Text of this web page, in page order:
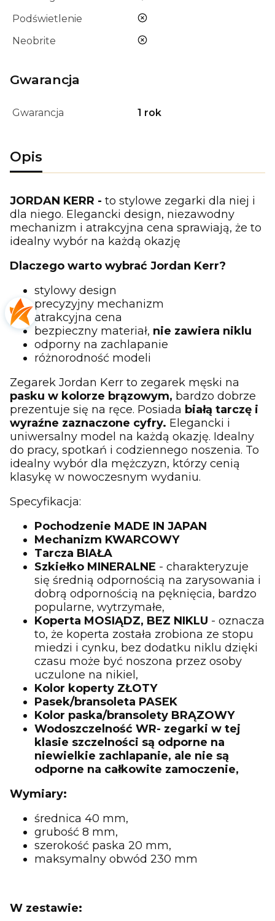
Podświetlenie
nie
Neobrite
nie
Gwarancja
Gwarancja 1 rok
Opis
JORDAN KERR - to stylowe zegarki dla niej i
dla niego. Elegancki design, niezawodny
mechanizm i atrakcyjna cena sprawiają, że to
idealny wybór na każdą okazję
Dlaczego warto wybrać Jordan Kerr?
stylowy design
precyzyjny mechanizm
atrakcyjna cena
bezpieczny materiał, nie zawiera niklu
odporny na zachlapanie
różnorodność modeli
Zegarek Jordan Kerr to zegarek męski na
pasku w kolorze brązowym, bardzo dobrze
prezentuje się na ręce. Posiada białą tarczę i
wyraźne zaznaczone cyfry. Elegancki i
uniwersalny model na każdą okazję. Idealny
do pracy, spotkań i codziennego noszenia. To
idealny wybór dla mężczyzn, którzy cenią
klasykę w nowoczesnym wydaniu.
Specyfikacja:
Pochodzenie MADE IN JAPAN
Mechanizm KWARCOWY
Tarcza BIAŁA
Szkiełko MINERALNE - charakteryzuje
się średnią odpornością na zarysowania i
dobrą odpornością na pęknięcia, bardzo
popularne, wytrzymałe,
Koperta MOSIĄDZ, BEZ NIKLU - oznacza
to, że koperta została zrobiona ze stopu
miedzi i cynku, bez dodatku niklu dzięki
czasu może być noszona przez osoby
uczulone na nikiel,
Kolor koperty ZŁOTY
Pasek/bransoleta PASEK
Kolor paska/bransolety BRĄZOWY
Wodoszczelność WR- zegarki w tej
klasie szczelności są odporne na
niewielkie zachlapanie, ale nie są
odporne na całkowite zamoczenie,
Wymiary:
średnica 40 mm,
grubość 8 mm,
szerokość paska 20 mm,
maksymalny obwód 230 mm
W zestawie: